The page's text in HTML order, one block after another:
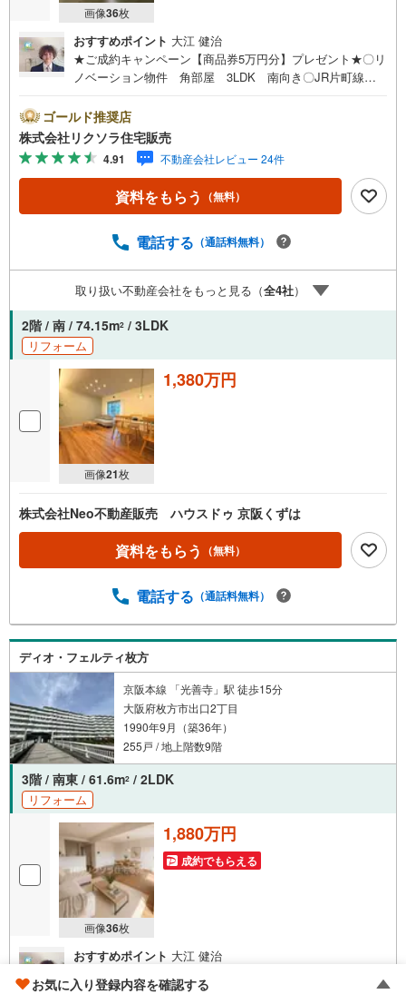
画像36枚
おすすめポイント 大江 健治
★ご成約キャンペーン【商品券5万円分】プレゼント★〇リ
ノベーション物件 角部屋 3LDK 南向き〇JR片町線藤
ムキッチン 和室 収納豊富■営業時間 9:30～20:00 ■即
日案内可能！※当日・翌日のご案内はお電話でのお問合せが
スムーズ■定休日 毎週水曜日◇弊社ホームページよりLIN
Eでのお問合せも好評！◇不動産情報サイト未掲載物件、
弊社ホームページに多数掲載！◇学校区物件検索も充実！
ご希望の学校区での物件探しに便利！「リクソラ住宅販
産会社・他サイトの掲載物件もまとめてご案内可能リフォ
な住宅ローン商品のご提案〇住宅ローンの金利や優遇率、
審査基準などを詳しくご説明〇住宅ローンとリフォームロ
ーンの一体型商品もご提案〇仕事や収入・現在過去の借入
による住宅ローンへの問題解決是非ともお問合せ下さい
ゴールド推奨店
株式会社リクソラ住宅販売
4.91 不動産会社レビュー 24件
資料をもらう （無料）
電話する （通話料無料）
取り扱い不動産会社をもっと見る（全4社）
2階 / 南 / 74.15m2 / 3LDK
リフォーム
画像21枚
1,380万円
株式会社Neo不動産販売 ハウスドゥ 京阪くずは
資料をもらう （無料）
電話する （通話料無料）
ディオ・フェルティ枚方
京阪本線 「光善寺」駅 徒歩15分
大阪府枚方市出口2丁目
1990年9月（築36年）
255戸 / 地上階数9階
3階 / 南東 / 61.6m2 / 2LDK
リフォーム
画像36枚
1,880万円
成約でもらえる
おすすめポイント 大江 健治
★ご成約の方にPayPayポイントキャンペーン開催中★〇リ
フォーム物件 2LDK 南東向き ペット可〇京阪本線光善
お気に入り登録内容を確認する